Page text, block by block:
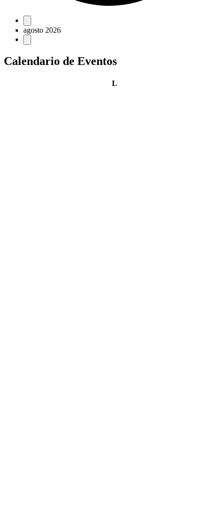
Eventos
agosto 2026
Calendario de Eventos
Llunes